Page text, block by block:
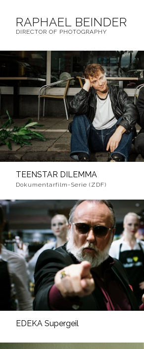
RAPHAEL BEINDER
DIRECTOR OF PHOTOGRAPHY
TEENSTAR DILEMMA
Dokumentarfilm-Serie (ZDF)
EDEKA Supergeil